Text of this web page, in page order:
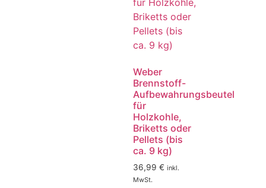
Weber
Brennstoff-
Aufbewahrungsbeutel
für
Holzkohle,
Briketts oder
Pellets (bis
ca. 9 kg)
36,99 € inkl.
MwSt.